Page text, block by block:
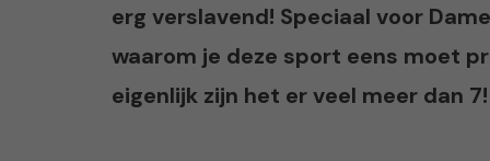
erg verslavend! Speciaal voor
waarom je deze sport eens moet
eigenlijk zijn het er veel meer dan 7!